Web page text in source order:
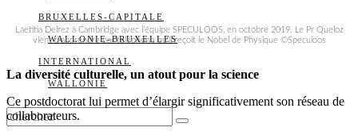
BRUXELLES-CAPITALE
WALLONIE-BRUXELLES
INTERNATIONAL
WALLONIE
Laetitia Delrez à Cambridge avec l’équipe SPECULOOS, en octobre 2019. Le Pr Queloz
vient d’apprendre par téléphone qu’il reçoit le Nobel de Physique ©Speculoos
La diversité culturelle, un atout pour la science
Ce postdoctorat lui permet d’élargir significativement son réseau de
collaborateurs.